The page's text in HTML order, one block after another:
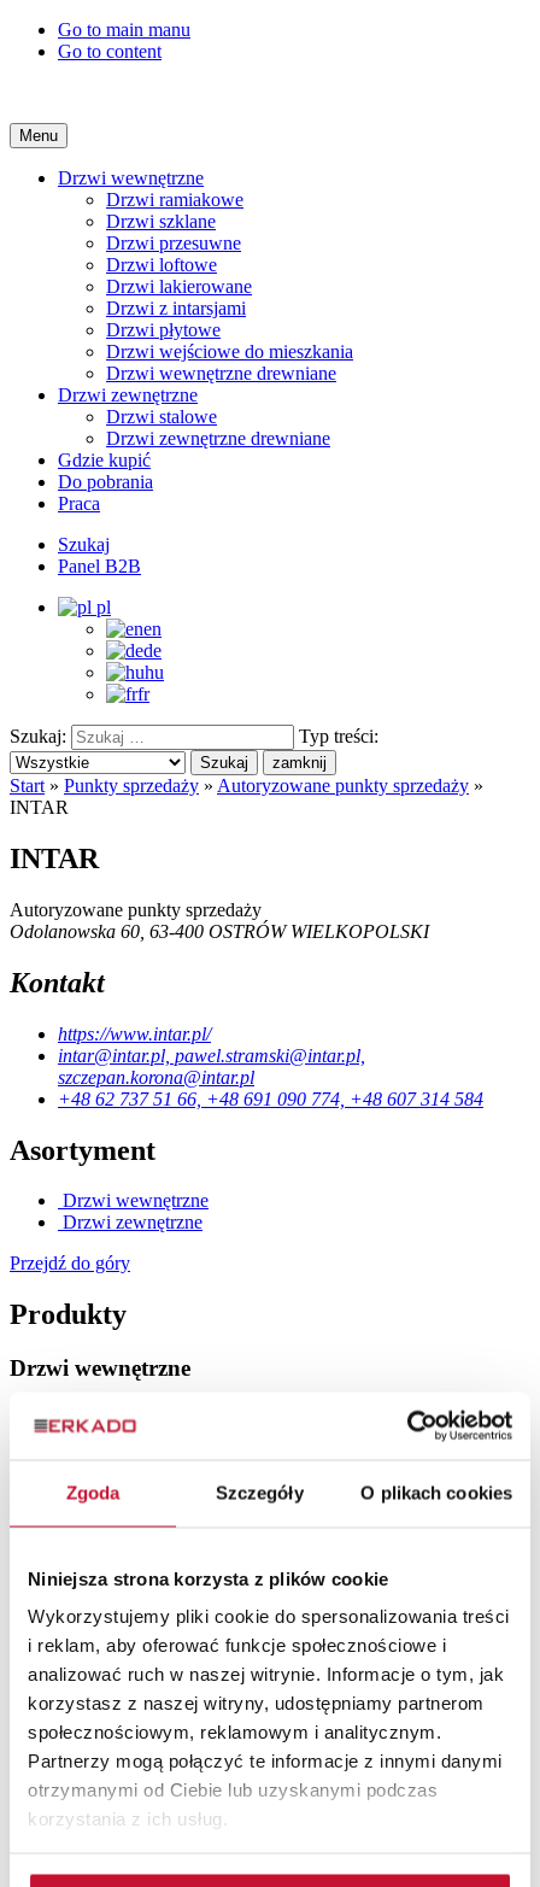
Zgoda Szczegóły O plikach cookies
Niniejsza strona korzysta z plików cookie
Wykorzystujemy pliki cookie do spersonalizowania treści
i reklam, aby oferować funkcje społecznościowe i
analizować ruch w naszej witrynie. Informacje o tym, jak
korzystasz z naszej witryny, udostępniamy partnerom
społecznościowym, reklamowym i analitycznym.
Partnerzy mogą połączyć te informacje z innymi danymi
otrzymanymi od Ciebie lub uzyskanymi podczas
korzystania z ich usług.
Go to main manu
Go to content
Menu
Drzwi wewnętrzne
Drzwi ramiakowe
Drzwi szklane
Drzwi przesuwne
Drzwi loftowe
Drzwi lakierowane
Drzwi z intarsjami
Drzwi płytowe
Drzwi wejściowe do mieszkania
Drzwi wewnętrzne drewniane
Drzwi zewnętrzne
Drzwi stalowe
Drzwi zewnętrzne drewniane
Gdzie kupić
Do pobrania
Praca
Szukaj
Panel B2B
pl
en
de
hu
fr
Szukaj: Typ treści:
Szukaj zamknij
Start » Punkty sprzedaży » Autoryzowane punkty sprzedaży »
INTAR
INTAR
Autoryzowane punkty sprzedaży
Odolanowska 60, 63-400 OSTRÓW WIELKOPOLSKI
Kontakt
https://www.intar.pl/
intar@intar.pl, pawel.stramski@intar.pl,
szczepan.korona@intar.pl
+48 62 737 51 66, +48 691 090 774, +48 607 314 584
Asortyment
Drzwi wewnętrzne
Drzwi zewnętrzne
Przejdź do góry
Produkty
Drzwi wewnętrzne
Drzwi ramiakowe
Drzwi szklane
Drzwi loftowe
Drzwi wewnętrzne drewniane
Drzwi zewnętrzne
Drzwi stalowe
Drzwi zewnętrzne drewniane
Drzwi do mieszkania
Pozostałe
Akcesoria
Ościeżnice
Lamele ścienne
Drzwi z intarsjami
Katalogi do pobrania